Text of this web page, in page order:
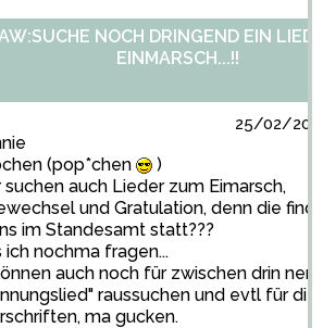
NOCH DRINGEND EIN LIED
EINMARSCH...!!
25/02/
(pop*chen
)
suchen auch Lieder zum Eimarsch,
und Gratulation, denn die
im Standesamt statt???
ich nochma fragen...
auch noch für zwischen drin nen
raussuchen und evtl für die
ma gucken.